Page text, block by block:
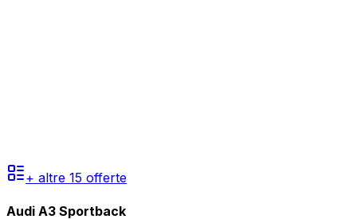
+ altre 15 offerte
Audi A3 Sportback